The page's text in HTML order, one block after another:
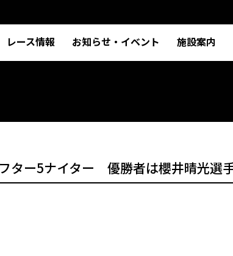
レース情報 お知らせ・イベント 施設案内
ター5ナイター 優勝者は櫻井晴光選